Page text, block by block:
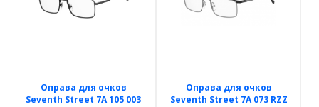
Оправа для очков
Seventh Street 7A 105 003
Оправа для очков
Seventh Street 7A 073 RZZ